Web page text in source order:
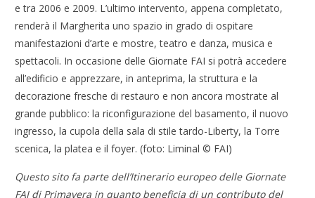
e tra 2006 e 2009. L’ultimo intervento, appena completato,
renderà il Margherita uno spazio in grado di ospitare
manifestazioni d’arte e mostre, teatro e danza, musica e
spettacoli. In occasione delle Giornate FAI si potrà accedere
all’edificio e apprezzare, in anteprima, la struttura e la
decorazione fresche di restauro e non ancora mostrate al
grande pubblico: la riconfigurazione del basamento, il nuovo
ingresso, la cupola della sala di stile tardo-Liberty, la Torre
scenica, la platea e il foyer. (foto: Liminal © FAI)
Questo sito fa parte dell’Itinerario europeo delle Giornate
FAI di Primavera in quanto beneficia di un contributo del